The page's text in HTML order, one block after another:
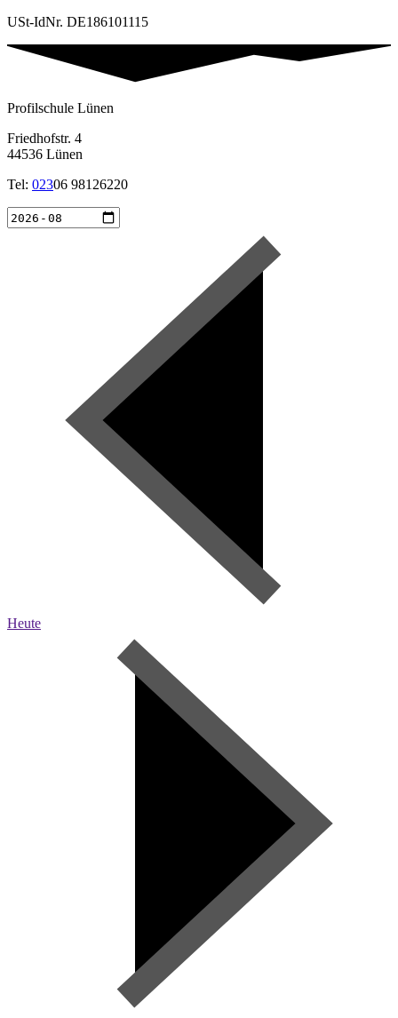
USt-IdNr. DE186101115
Profilschule Lünen
Friedhofstr. 4
44536 Lünen
Tel: 02306 98126220
Heute